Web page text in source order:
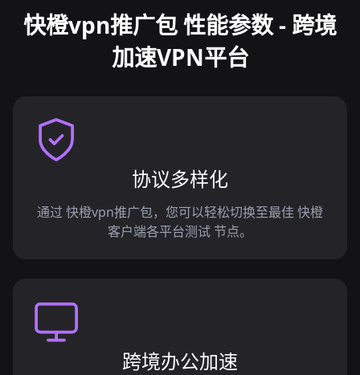
快橙vpn推广包 性能参数 - 跨境
加速VPN平台
协议多样化
通过 快橙vpn推广包，您可以轻松切换至最佳 快橙
客户端各平台测试 节点。
跨境办公加速